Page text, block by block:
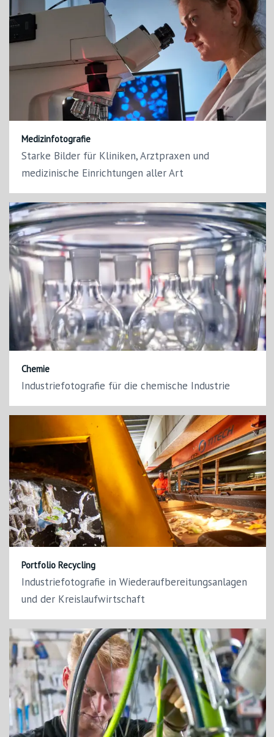
Medizinfotografie
Starke Bilder für Kliniken, Arztpraxen und
medizinische Einrichtungen aller Art
Chemie
Industriefotografie für die chemische Industrie
Portfolio Recycling
Industriefotografie in Wiederaufbereitungsanlagen
und der Kreislaufwirtschaft